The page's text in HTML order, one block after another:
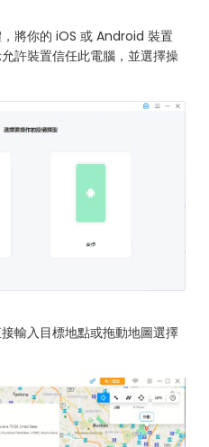
將你的 iOS 或 Android 裝置
許裝置信任此電腦，並選擇操
輸入目標地點或拖動地圖選擇